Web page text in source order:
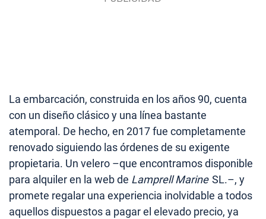
La embarcación, construida en los años 90, cuenta
con un diseño clásico y una línea bastante
atemporal. De hecho, en 2017 fue completamente
renovado siguiendo las órdenes de su exigente
propietaria. Un velero –que encontramos disponible
para alquiler en la web de Lamprell Marine SL.–, y
promete regalar una experiencia inolvidable a todos
aquellos dispuestos a pagar el elevado precio, ya